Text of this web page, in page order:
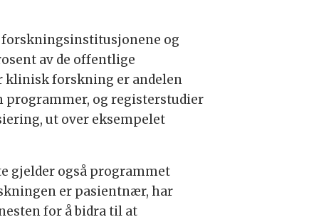
og
av de offentlige
klinisk forskning er andelen
programmer, og registerstudier
ut over eksempelet
gjelder også programmet
er pasientnær, har
for å bidra til at